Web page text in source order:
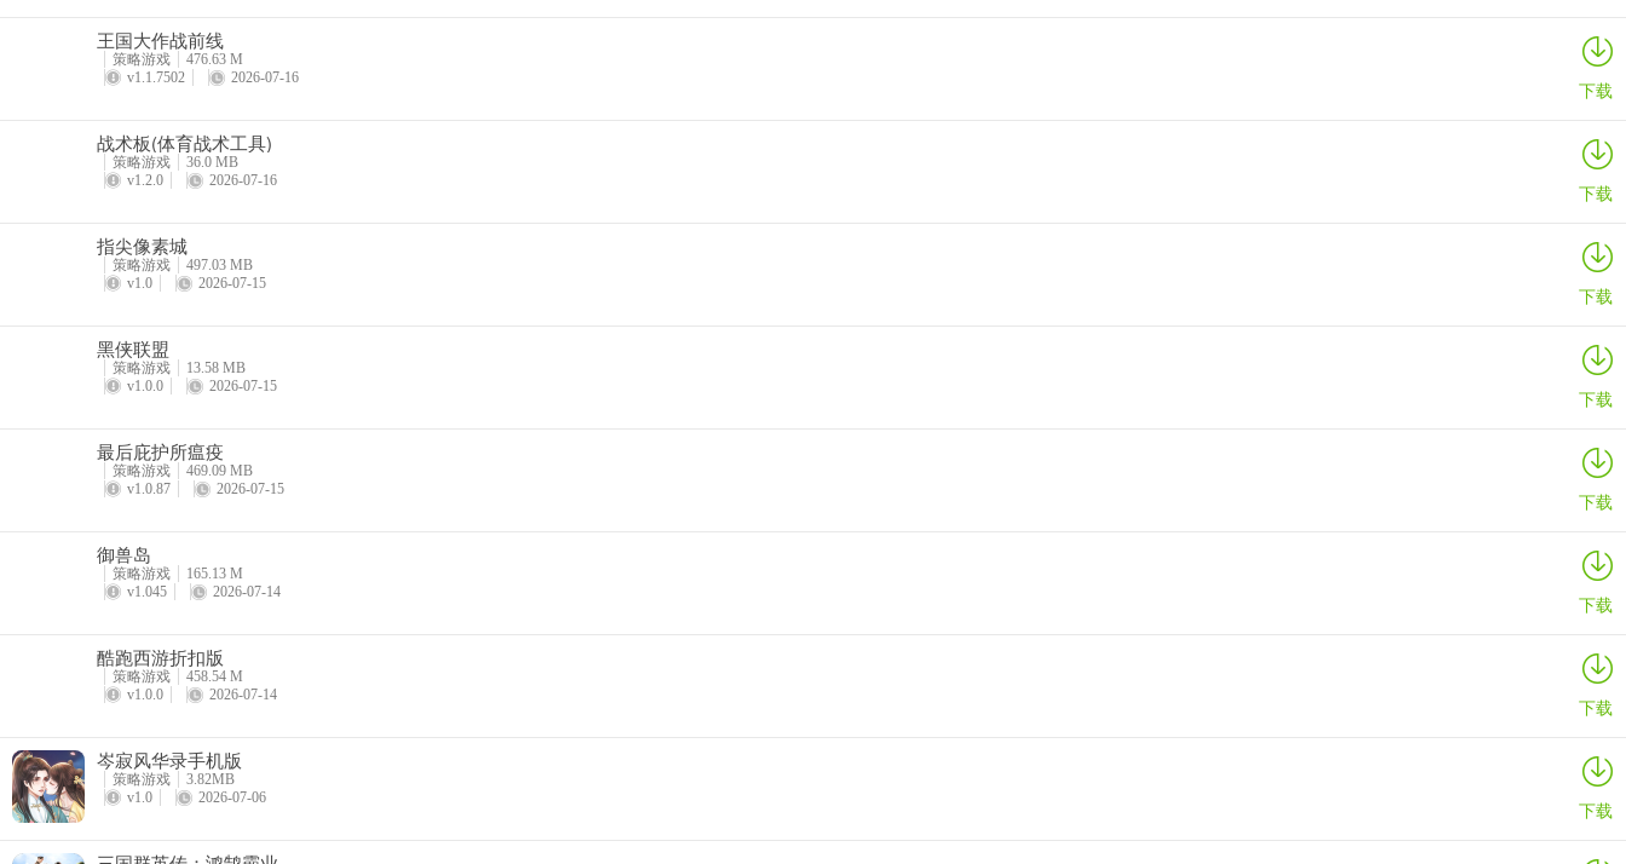
王国大作战前线
策略游戏
476.63 M
v1.1.7502
2026-07-16 下载
战术板(体育战术工具)
策略游戏
36.0 MB
v1.2.0
2026-07-16 下载
指尖像素城
策略游戏
497.03 MB
v1.0
2026-07-15 下载
黑侠联盟
策略游戏
13.58 MB
v1.0.0
2026-07-15 下载
最后庇护所瘟疫
策略游戏
469.09 MB
v1.0.87
2026-07-15 下载
御兽岛
策略游戏
165.13 M
v1.045
2026-07-14 下载
酷跑西游折扣版
策略游戏
458.54 M
v1.0.0
2026-07-14 下载
岑寂风华录手机版
策略游戏
3.82MB
v1.0
2026-07-06 下载